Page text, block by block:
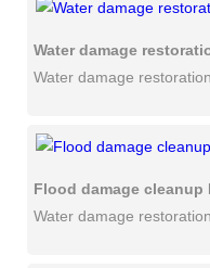
Water damage
Water damage
Flood damage cleanup
Water damage